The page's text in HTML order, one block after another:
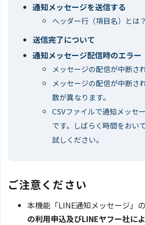
通知メッセージを送信する
ヘッダー行（項目名）とは？
送信完了について
通知メッセージ配信時のエラー
メッセージの配信が中断さ
メッセージの配信が中断さ
数が異なります。
CSVファイルで通知メッセ
です。しばらく時間をおい
試しください。
ご注意ください
本機能「LINE通知メッセージ」の
の利用申込及びLINEヤフー社に